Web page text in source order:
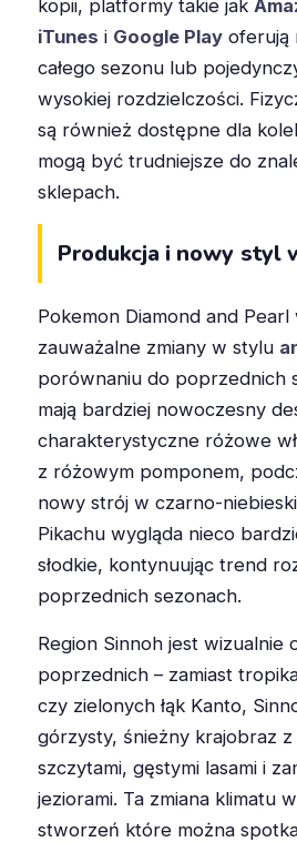
kopii, platformy takie jak
iTunes i Google Play oferują
całego sezonu lub
wysokiej rozdzielczości.
są również dostępne dla
mogą być trudniejsze do
sklepach.
Produkcja i nowy styl
Pokemon Diamond and
zauważalne zmiany w stylu
porównaniu do poprzednich
mają bardziej nowoczesny
charakterystyczne różowe
z różowym pomponem,
nowy strój w czarno-
Pikachu wygląda nieco
słodkie, kontynuując trend
poprzednich sezonach.
Region Sinnoh jest wizualnie
poprzednich – zamiast
czy zielonych łąk Kanto,
górzysty, śnieżny krajobraz z
szczytami, gęstymi lasami i
jeziorami. Ta zmiana klimatu
stworzeń które można